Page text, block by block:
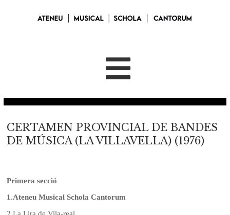
CERTAMEN PROVINCIAL DE BANDES
DE MÚSICA (LA VILLAVELLA) (1976)
Primera secció
1.Ateneu Musical Schola Cantorum